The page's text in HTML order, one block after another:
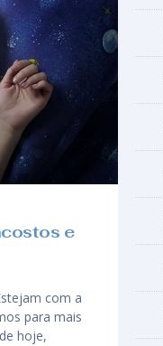
e
com a
para mais
hoje,